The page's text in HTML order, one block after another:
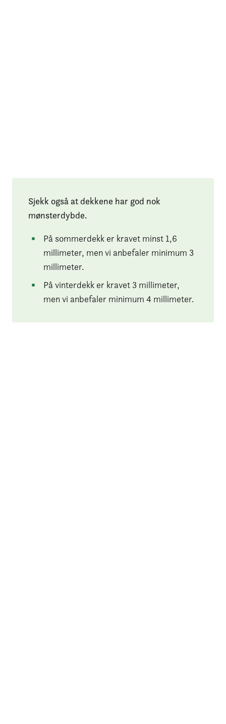
Sjekk også at dekkene har god nok
mønsterdybde.
På sommerdekk er kravet minst 1,6
millimeter, men vi anbefaler minimum 3
millimeter.
På vinterdekk er kravet 3 millimeter,
men vi anbefaler minimum 4 millimeter.